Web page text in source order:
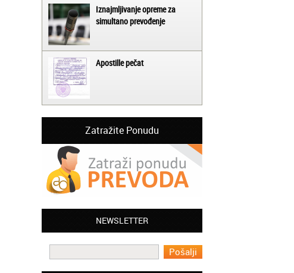
Iznajmljivanje opreme za
simultano prevođenje
Apostille pečat
Zatražite Ponudu
NEWSLETTER
Jelena iz Niša:
Mogu da pohvalim sve zaposlene u
Akademiji Oxford u Nišu jer su stvarno